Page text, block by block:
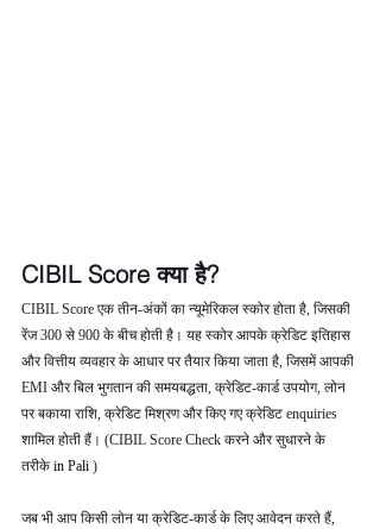
CIBIL Score क्या है?
CIBIL Score एक तीन-अंकों का न्यूमेरिकल स्कोर होता है, जिसकी
रेंज 300 से 900 के बीच होती है। यह स्कोर आपके क्रेडिट इतिहास
और वित्तीय व्यवहार के आधार पर तैयार किया जाता है, जिसमें आपकी
EMI और बिल भुगतान की समयबद्धता, क्रेडिट-कार्ड उपयोग, लोन
पर बकाया राशि, क्रेडिट मिश्रण और किए गए क्रेडिट enquiries
शामिल होती हैं। (CIBIL Score Check करने और सुधारने के
तरीके in Pali )
जब भी आप किसी लोन या क्रेडिट-कार्ड के लिए आवेदन करते हैं,